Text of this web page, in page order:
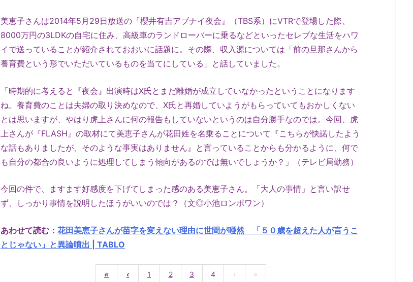
美恵子さんは2014年5月29日放送の『櫻井有吉アブナイ夜会』（TBS系）にVTRで登場した際、
8000万円の3LDKの自宅に住み、高級車のランドローバーに乗るなどといったセレブな生活をハワ
イで送っていることが紹介されておおいに話題に。その際、収入源については「前の旦那さんから
養育費という形でいただいているものを当てにしている」と話していました。
「時期的に考えると『夜会』出演時はX氏とまだ離婚が成立していなかったということになります
ね。養育費のことは夫婦の取り決めなので、X氏と再婚していようがもらっていてもおかしくない
とは思いますが、やはり虎上さんに何の報告もしていないというのは自分勝手なのでは。今回、虎
上さんが『FLASH』の取材にて美恵子さんが花田姓を名乗ることについて『こちらが快諾したよう
な話もありましたが、そのような事実はありません』と言っていることからも分かるように、何で
も自分の都合の良いように処理してしまう傾向があるのでは無いでしょうか？」（テレビ局勤務）
今回の件で、ますます好感度を下げてしまった感のある美恵子さん。「大人の事情」と言い訳せ
ず、しっかり事情を説明したほうがいいのでは？（文◎小池ロンポワン）
あわせて読む： 花田美恵子さんが苗字を変えない理由に世間が唖然 「５０歳を超えた人が言うこ
とじゃない」と異論噴出 | TABLO
« ‹ 1 2 3 4 › »